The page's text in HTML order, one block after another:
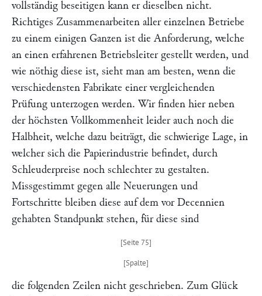
vollständig beseitigen kann er dieselben nicht.
Richtiges Zusammenarbeiten aller einzelnen Betriebe
zu einem einigen Ganzen ist die Anforderung, welche
an einen erfahrenen Betriebsleiter gestellt werden, und
wie nöthig diese ist, sieht man am besten, wenn die
verschiedensten Fabrikate einer vergleichenden
Prüfung unterzogen werden. Wir finden hier neben
der höchsten Vollkommenheit leider auch noch die
Halbheit, welche dazu beiträgt, die schwierige Lage, in
welcher sich die Papierindustrie befindet, durch
Schleuderpreise noch schlechter zu gestalten.
Missgestimmt gegen alle Neuerungen und
Fortschritte bleiben diese auf dem vor Decennien
gehabten Standpunkt stehen, für diese sind
die folgenden Zeilen nicht geschrieben. Zum Glück